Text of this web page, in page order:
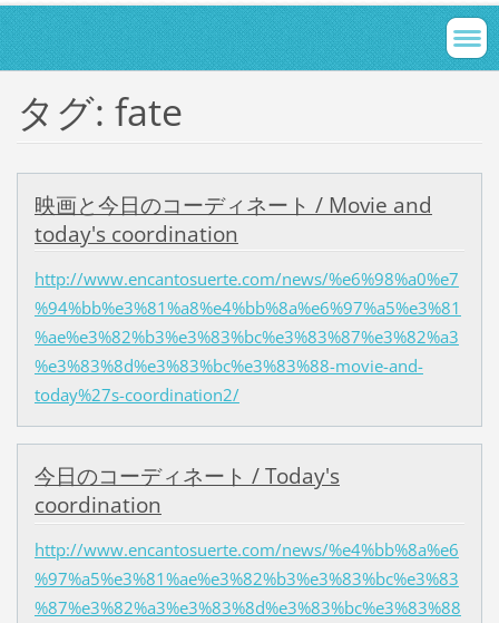
タグ: fate
映画と今日のコーディネート / Movie and
today's coordination
http://www.encantosuerte.com/news/%e6%98%a0%e7
%94%bb%e3%81%a8%e4%bb%8a%e6%97%a5%e3%81
%ae%e3%82%b3%e3%83%bc%e3%83%87%e3%82%a3
%e3%83%8d%e3%83%bc%e3%83%88-movie-and-
today%27s-coordination2/
今日のコーディネート / Today's
coordination
http://www.encantosuerte.com/news/%e4%bb%8a%e6
%97%a5%e3%81%ae%e3%82%b3%e3%83%bc%e3%83
%87%e3%82%a3%e3%83%8d%e3%83%bc%e3%83%88